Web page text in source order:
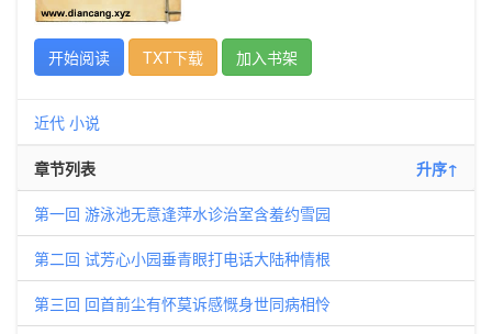
开始阅读 TXT下载 加入书架
近代 小说
章节列表 升序↑
第一回 游泳池无意逢萍水诊治室含羞约雪园
第二回 试芳心小园垂青眼打电话大陆种情根
第三回 回首前尘有怀莫诉感慨身世同病相怜